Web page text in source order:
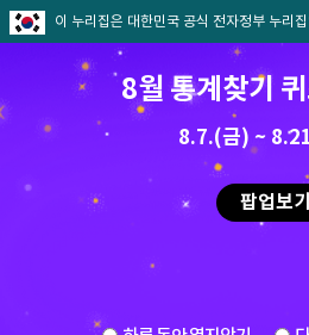
이 누리집은 대한민국 공식 전자정부 누리
8월 통계찾기
8.7.(금) ~
팝업보기